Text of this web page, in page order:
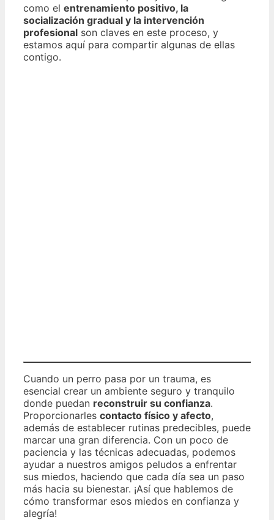
como el entrenamiento positivo, la
socialización gradual y la intervención
profesional son claves en este proceso, y
estamos aquí para compartir algunas de ellas
contigo.
Cuando un perro pasa por un trauma, es
esencial crear un ambiente seguro y tranquilo
donde puedan reconstruir su confianza.
Proporcionarles contacto físico y afecto,
además de establecer rutinas predecibles, puede
marcar una gran diferencia. Con un poco de
paciencia y las técnicas adecuadas, podemos
ayudar a nuestros amigos peludos a enfrentar
sus miedos, haciendo que cada día sea un paso
más hacia su bienestar. ¡Así que hablemos de
cómo transformar esos miedos en confianza y
alegría!